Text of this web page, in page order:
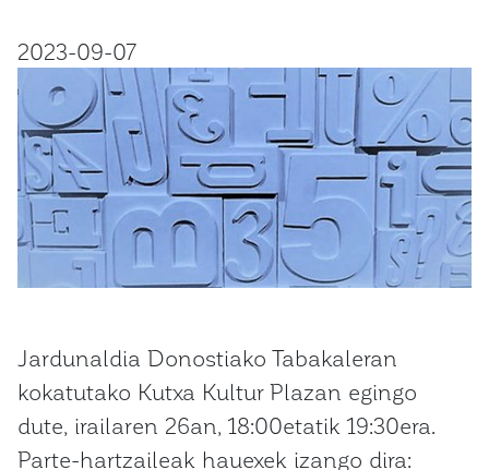
2023-09-07
Jardunaldia Donostiako Tabakaleran
kokatutako Kutxa Kultur Plazan egingo
dute, irailaren 26an, 18:00etatik 19:30era.
Parte-hartzaileak hauexek izango dira: